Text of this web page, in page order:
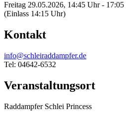
Freitag 29.05.2026, 14:45 Uhr -
(Einlass 14:15 Uhr)
Kontakt
info@schleiraddampfer.de
Tel: 04642-6532
Veranstaltungsort
Raddampfer Schlei Princess